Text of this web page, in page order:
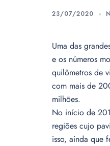
23/07/2020
Uma das
e os números
quilômetros de
com mais de
milhões.
No início de
regiões cujo
isso, ainda que